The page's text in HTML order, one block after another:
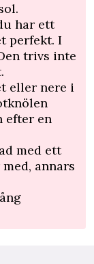
har ett
perfekt. I
trivs inte
eller nere i
efter en
med ett
annars